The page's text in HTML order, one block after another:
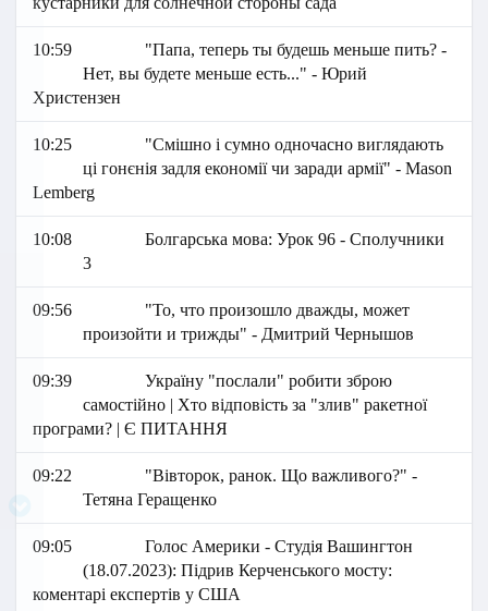
10:59
"Папа, теперь ты будешь меньше пить? -
Нет, вы будете меньше есть..." - Юрий
Христензен
10:25
"Смішно і сумно одночасно виглядають
ці гонєнія задля економії чи заради армії" - Mason
Lemberg
10:08
Болгарська мова: Урок 96 - Сполучники
3
09:56
"То, что произошло дважды, может
произойти и трижды" - Дмитрий Чернышов
09:39
Україну "послали" робити зброю
самостійно | Хто відповість за "злив" ракетної
програми? | Є ПИТАННЯ
09:22
"Вівторок, ранок. Що важливого?" -
Тетяна Геращенко
09:05
Голос Америки - Студія Вашингтон
(18.07.2023): Підрив Керченського мосту:
коментарі експертів у США